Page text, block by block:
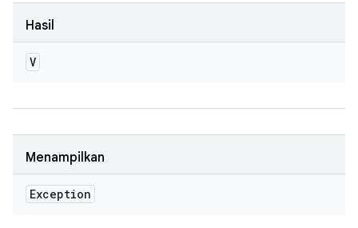
Hasil
V
Menampilkan
Exception